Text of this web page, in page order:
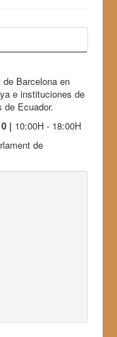
Barcelona en
e instituciones de
de Ecuador.
| 10:00H - 18:00H
de